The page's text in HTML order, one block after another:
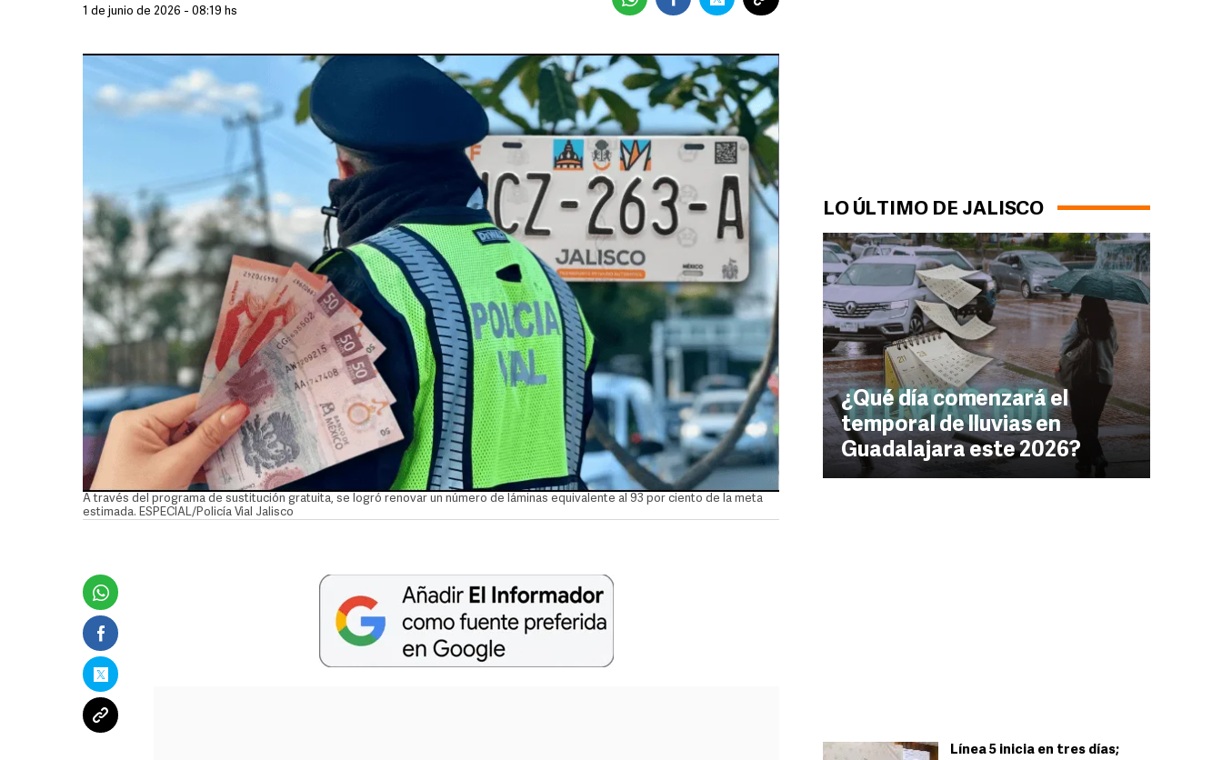
LO ÚLTIMO DE JALISCO
¿Qué día comenzará el
temporal de lluvias en
Guadalajara este 2026?
Línea 5 inicia en tres días;
1 de junio de 2026 - 08:19 hs
A través del programa de sustitución gratuita, se logró renovar un número de láminas equivalente al 93 por ciento de la meta
estimada. ESPECIAL/Policía Vial Jalisco